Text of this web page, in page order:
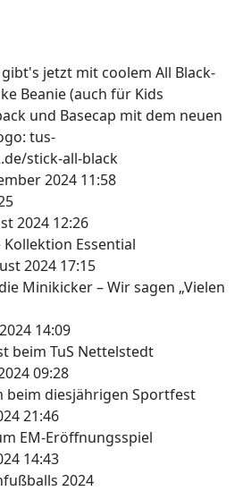
jetzt mit coolem All Black-
Beanie (auch für Kids
und Basecap mit dem neuen
tus-
stick-all-black
2024 11:58
2024 12:26
Kollektion Essential
2024 17:15
Minikicker – Wir sagen „Vielen
14:09
beim TuS Nettelstedt
09:28
beim diesjährigen Sportfest
21:46
EM-Eröffnungsspiel
14:43
2024